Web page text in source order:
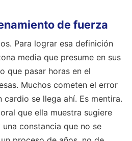
de fuerza
Para lograr esa definición
media que presume en sus
que pasar horas en el
Muchos cometen el error
se llega ahí. Es mentira.
que ella muestra sugiere
constancia que no se